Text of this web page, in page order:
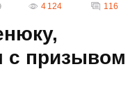
4 124 116
с призывом